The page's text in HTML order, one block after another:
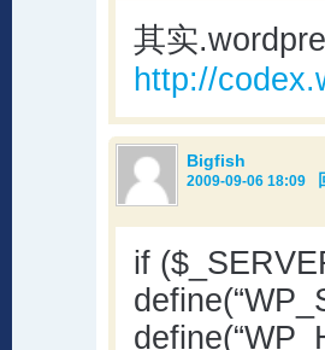
其实
http://
Bigfish
2009-09-06 18:09
if